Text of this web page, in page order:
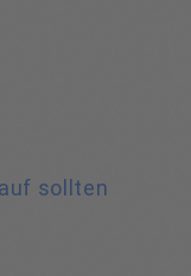
sollten